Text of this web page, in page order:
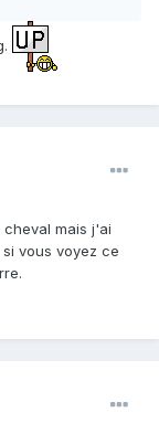
mais j'ai
vous voyez ce